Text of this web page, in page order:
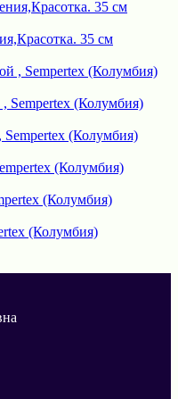
35 см
Sempertex (Колумбия)
(Колумбия)
(Колумбия)